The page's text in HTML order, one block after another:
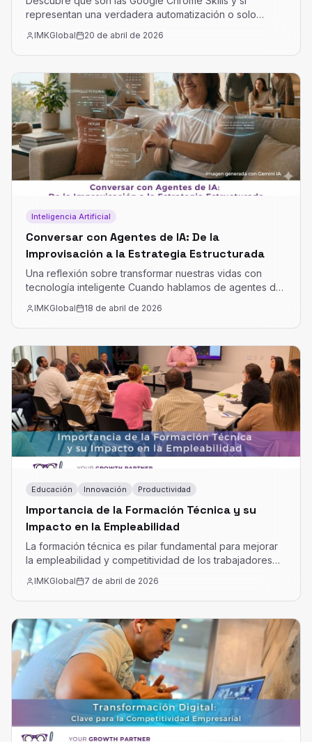
representan una verdadera automatización o solo
en tu rol profesional.
IMKGlobal 20 de abril de 2026
Inteligencia Artificial
Conversar con Agentes de IA: De la
Improvisación a la Estrategia Estructurada
Una reflexión sobre transformar nuestras vidas con
tecnología inteligente Cuando hablamos de agentes de
productividad laboral, automatización de tareas o
resolución rápida de problemas puntuales.
IMKGlobal 18 de abril de 2026
Educación Innovación Productividad
Importancia de la Formación Técnica y su
Impacto en la Empleabilidad
La formación técnica es pilar fundamental para mejorar
la empleabilidad y competitividad de los trabajadores
IMKGlobal 7 de abril de 2026